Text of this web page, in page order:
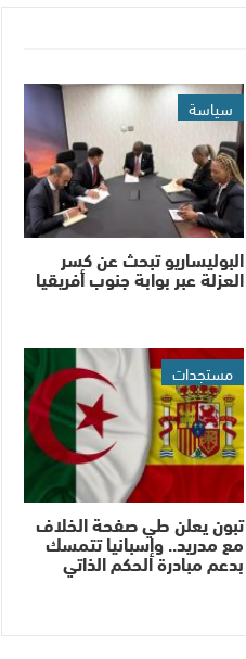
سياسة
البوليساريو تبحث عن كسر
العزلة عبر بوابة جنوب أفريقيا
مستجدات
تبون يعلن طي صفحة الخلاف
مع مدريد.. وإسبانيا تتمسك
بدعم مبادرة الحكم الذاتي